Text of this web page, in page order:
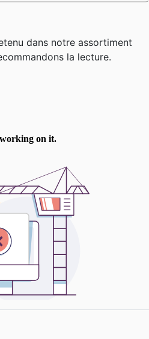
dans notre assortiment
la lecture.